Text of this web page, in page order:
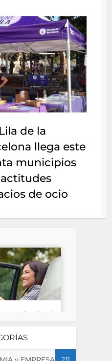
de la
llega este
municipios
de ocio